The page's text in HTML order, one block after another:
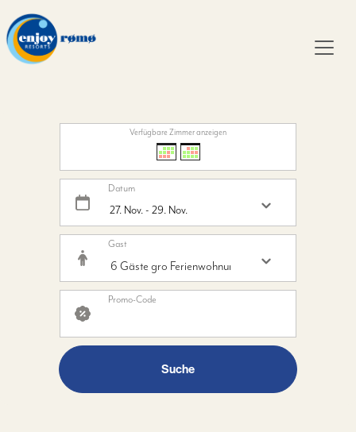
Verfügbare Zimmer anzeigen
Datum
Gast
Promo-Code
Suche